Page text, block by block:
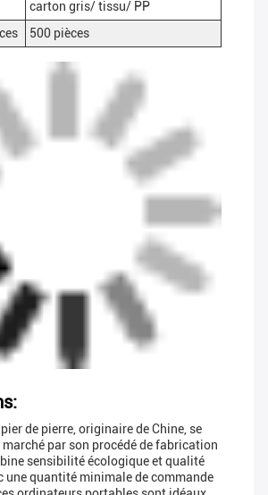
carton gris/ tissu/ PP
500 pièces
de pierre, originaire de Chine, se
par son procédé de fabrication
sensibilité écologique et qualité
une quantité minimale de commande